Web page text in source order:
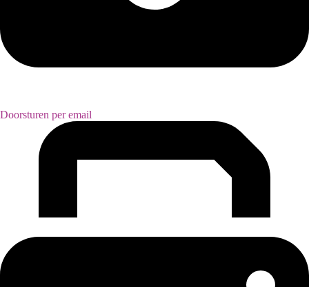
Doorsturen per email